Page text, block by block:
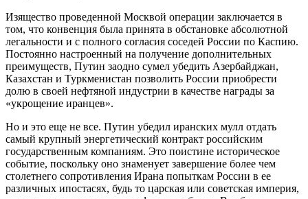
Изящество проведенной Москвой операции заключается в
том, что конвенция была принята в обстановке абсолютной
легальности и с полного согласия соседей России по Каспию.
Постоянно настроенный на получение дополнительных
преимуществ, Путин заодно сумел убедить Азербайджан,
Казахстан и Туркменистан позволить России приобрести
долю в своей нефтяной индустрии в качестве награды за
«укрощение иранцев».
Но и это еще не все. Путин убедил иранских мулл отдать
самый крупный энергетический контракт российским
государственным компаниям. Это поистине историческое
событие, поскольку оно знаменует завершение более чем
столетнего сопротивления Ирана попыткам России в ее
различных ипостасях, будь то царская или советская империя,